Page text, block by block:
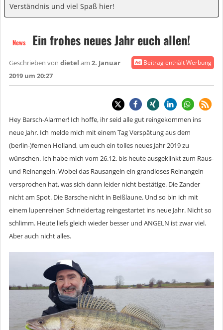
Verständnis und viel Spaß hier!
News Ein frohes neues Jahr euch allen!
Beitrag enthält Werbung
Geschrieben von dietel am 2. Januar
2019 um 20:27
Hey Barsch-Alarmer! Ich hoffe, ihr seid alle gut reingekommen ins
neue Jahr. Ich melde mich mit einem Tag Verspätung aus dem
(berlin-)fernen Holland, um euch ein tolles neues Jahr 2019 zu
wünschen. Ich habe mich vom 26.12. bis heute ausgeklinkt zum Raus-
und Reinangeln. Wobei das Rausangeln ein grandioses Reinangeln
versprochen hat, was sich dann leider nicht bestätige. Die Zander
nicht am Spot. Die Barsche nicht in Beißlaune. Und so bin ich mit
einem lupenreinen Schneidertag reingestartet ins neue Jahr. Nicht so
schlimm. Heute liefs gleich wieder besser und ANGELN ist zwar viel.
Aber auch nicht alles.